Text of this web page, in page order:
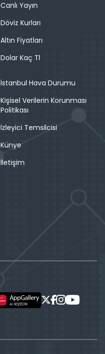
Canlı Yayın
Döviz Kurları
Altın Fiyatları
Dolar Kaç Tl
İstanbul Hava Durumu
Kişisel Verilerin Korunması
Politikası
İzleyici Temsilcisi
Künye
İletişim